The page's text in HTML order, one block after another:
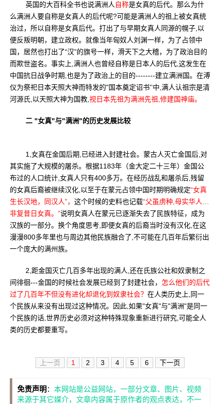
英国的大百科全书也说满洲人 自称是女真的后代。那么为什
么满洲人要自称是女真人的后代呢?可能是满洲人的祖上被女真统
治过，所以自称是女真后代。打出了与早期女真人同源的幌子,以
便反叛明朝，建立政权。就像当年匈奴人刘渊一样，为了占领中
国，居然也打出了“汉”的旗号一样，滑天下之大稽，为了政治目的
而欺世盗名。事实上,满洲人也曾经自称是日本人的后代,这发生在
中国抗日战争时期,也是为了政治上的目的--------建立满洲国。在溥
仪为祭祀日本天照大神而特发的"国本奠定诏书''中,满人认祖宗是清
河源氏,以天照大神为国教, 视日本先祖为满洲先祖,修建国神庙。
二 "女真"与"满洲"的历史发展比较
1,女真在金国后期,已经进入封建社会。蒙古人灭亡金国后,对
其实施了大规模的屠杀。根据1183年（金大定二十三年）金国公
布过的人口统计,女真人只有400多万。在经历战乱和屠杀后,残留
的女真后裔被继续汉化,以至于在蒙元占领中国时期明确规定“女真
生长汉地，同汉人”， 这个时候的史料也记载“父虽虏种,母实华人…
非复昔日女真。”说明女真人在蒙元已逐渐失去了民族特征，成为
汉族的一部分。换个角度思考,即便女真的后裔当时没有汉化,在这
漫漫800多年里也与周边其他民族融合了,不可能在几百年后繁衍出
一个庞大的满州族。
2,距金国灭亡几百多年出现的满人,还在氏族公社和奴隶制之
间徘徊---金国的时候社会发展已经到了封建社会， 怎么他们的后代
过了几百年不但没有进化却退化到奴隶社会？ 在人类历史上,同一
个民族从来没有出现过这种情况。因此,如果"女真"与"满洲"是同一
个民族的话,世界历史必须对这种特殊现象重新进行研究,可能全人
类的历史都要重写。
上一页 1 2 3 4 5 6 下一页
免责声明 ： 本网站是公益网站，一部分文章、图片、视频
来源于其它媒介，文章内容属于原作者的观点表达，不一